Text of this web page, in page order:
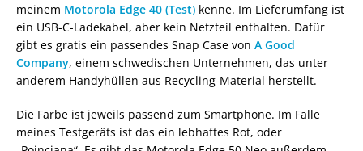
meinem Motorola Edge 40 (Test) kenne. Im Lieferumfang ist
ein USB-C-Ladekabel, aber kein Netzteil enthalten. Dafür
gibt es gratis ein passendes Snap Case von A Good
Company, einem schwedischen Unternehmen, das unter
anderem Handyhüllen aus Recycling-Material herstellt.
Die Farbe ist jeweils passend zum Smartphone. Im Falle
meines Testgeräts ist das ein lebhaftes Rot, oder